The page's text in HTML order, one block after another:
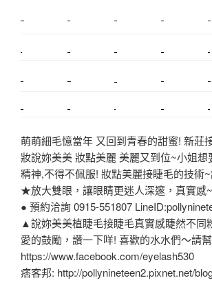
萌萌細毛憶當年 又回到青春的甜蜜! 新莊
妝說妳美美 妝點美麗 美麗又到位~小姐想
精神,不得不佩服! 妝點美麗接睫毛的技術
★放大雙眼，讓眼睛更迷人深邃，真實感~
● 預約洽詢 0915-551807
▲說妳美美植睫毛接睫毛真實感睫然不同
愛的鼓勵，讚一下咩! 喜歡的水水們～請
https://www.facebook.com/eyelash530
痞客邦: http://pollynineteen2.pixnet.net/